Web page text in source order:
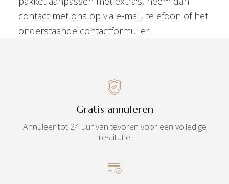
contact met ons op via e-mail, telefoon of het
onderstaande contactformulier.
Gratis annuleren
Annuleer tot 24 uur van tevoren voor een volledige
restitutie